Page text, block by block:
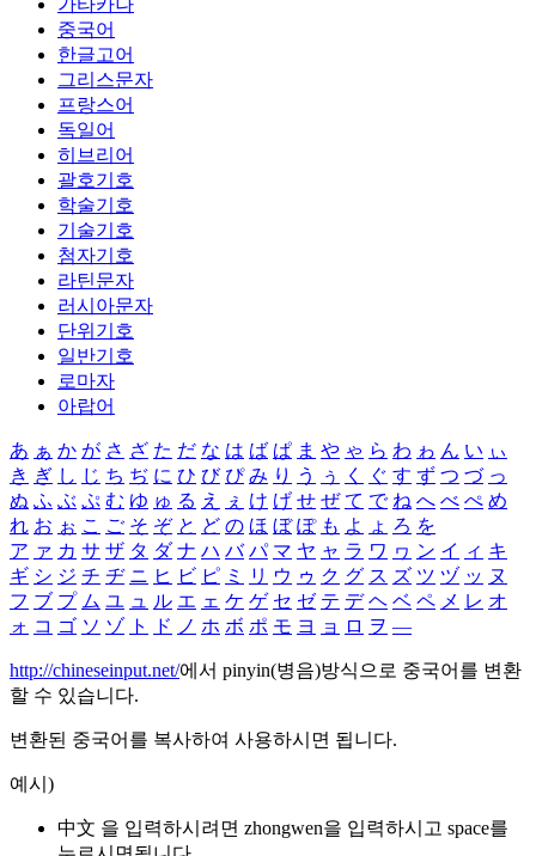
가타카나
중국어
한글고어
그리스문자
프랑스어
독일어
히브리어
괄호기호
학술기호
기술기호
첨자기호
라틴문자
러시아문자
단위기호
일반기호
로마자
아랍어
あ ぁ か が さ ざ た だ な は ば ぱ ま や ゃ ら わ ゎ ん い ぃ
き ぎ し じ ち ぢ に ひ び ぴ み り う ぅ く ぐ す ず つ づ っ
ぬ ふ ぶ ぷ む ゆ ゅ る え ぇ け げ せ ぜ て で ね へ べ ぺ め
れ お ぉ こ ご そ ぞ と ど の ほ ぼ ぽ も よ ょ ろ を
ア ァ カ サ ザ タ ダ ナ ハ バ パ マ ヤ ャ ラ ワ ヮ ン イ ィ キ
ギ シ ジ チ ヂ ニ ヒ ビ ピ ミ リ ウ ゥ ク グ ス ズ ツ ヅ ッ ヌ
フ ブ プ ム ユ ュ ル エ ェ ケ ゲ セ ゼ テ デ ヘ ベ ペ メ レ オ
ォ コ ゴ ソ ゾ ト ド ノ ホ ボ ポ モ ヨ ョ ロ ヲ ―
http://chineseinput.net/에서 pinyin(병음)방식으로 중국어를 변환
할 수 있습니다.
변환된 중국어를 복사하여 사용하시면 됩니다.
예시)
中文 을 입력하시려면 zhongwen을 입력하시고 space를